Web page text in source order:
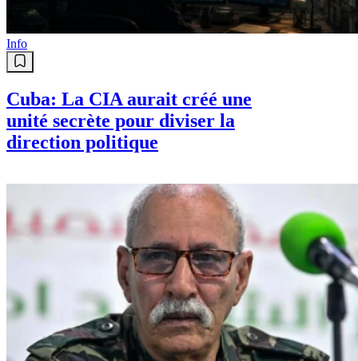
Info
Cuba: La CIA aurait créé une
unité secrète pour diviser la
direction politique